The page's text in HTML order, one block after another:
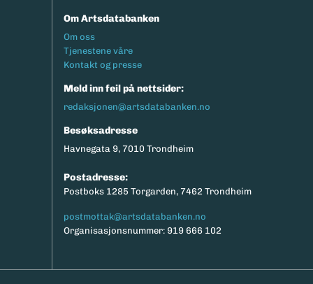
Om Artsdatabanken
Footermeny
Om oss
Tjenestene våre
Kontakt og presse
Meld inn feil på nettsider:
redaksjonen@artsdatabanken.no
Besøksadresse
Havnegata 9, 7010 Trondheim
Postadresse:
Postboks 1285 Torgarden, 7462 Trondheim
postmottak@artsdatabanken.no
Organisasjonsnummer: 919 666 102